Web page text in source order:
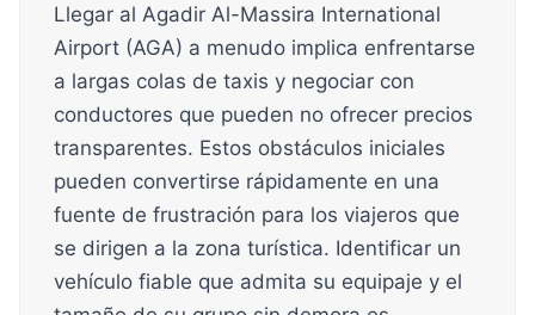
Llegar al Agadir Al-Massira International
Airport (AGA) a menudo implica enfrentarse
a largas colas de taxis y negociar con
conductores que pueden no ofrecer precios
transparentes. Estos obstáculos iniciales
pueden convertirse rápidamente en una
fuente de frustración para los viajeros que
se dirigen a la zona turística. Identificar un
vehículo fiable que admita su equipaje y el